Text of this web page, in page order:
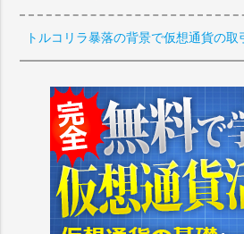
トルコリラ暴落の背景で仮想通貨の取